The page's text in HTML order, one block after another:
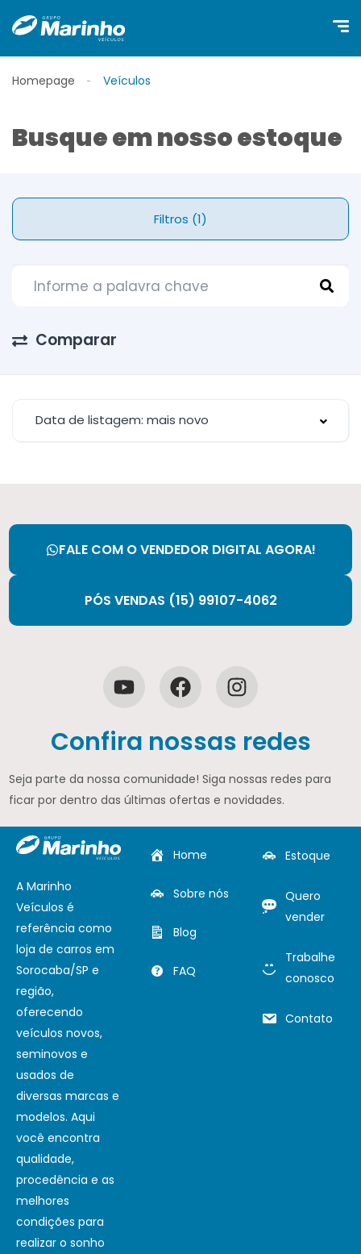
Homepage Veículos
Busque em nosso estoque
Filtros (1)
Comparar
Data de listagem: mais novo
FALE COM O VENDEDOR DIGITAL AGORA!
PÓS VENDAS (15) 99107-4062
Confira nossas redes
Seja parte da nossa comunidade! Siga nossas redes para
ficar por dentro das últimas ofertas e novidades.
A Marinho
Veículos é
referência como
loja de carros em
Sorocaba/SP e
região,
oferecendo
veículos novos,
seminovos e
usados de
diversas marcas e
modelos. Aqui
você encontra
qualidade,
procedência e as
melhores
condições para
realizar o sonho
Home
Sobre nós
Blog
FAQ
Estoque
Quero
vender
Trabalhe
conosco
Contato